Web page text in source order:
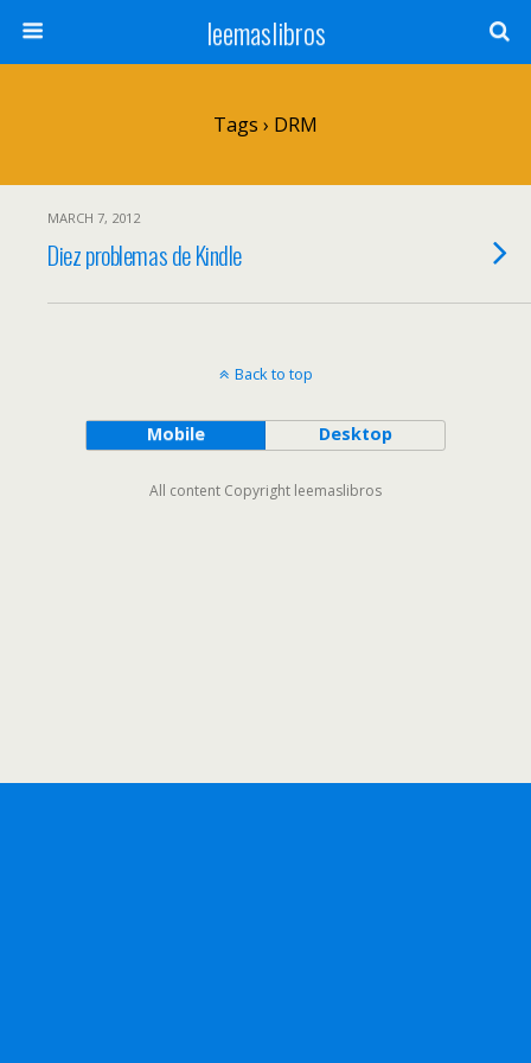
leemaslibros
Tags › DRM
MARCH 7, 2012
Diez problemas de Kindle
Back to top
Mobile Desktop
All content Copyright leemaslibros